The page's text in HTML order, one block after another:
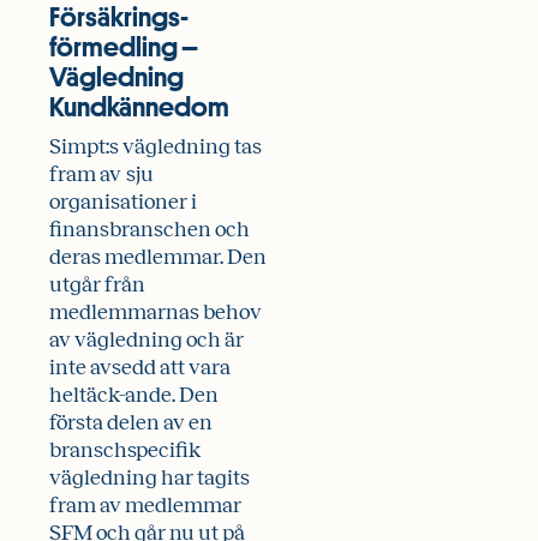
Försäkrings­
förmedling –
Vägledning
Kundkännedom
Simpt:s vägledning tas
fram av sju
organisationer i
finansbranschen och
deras medlemmar. Den
utgår från
medlemmarnas behov
av vägledning och är
inte avsedd att vara
heltäck-ande. Den
första delen av en
branschspecifik
vägledning har tagits
fram av medlemmar
SFM och går nu ut på